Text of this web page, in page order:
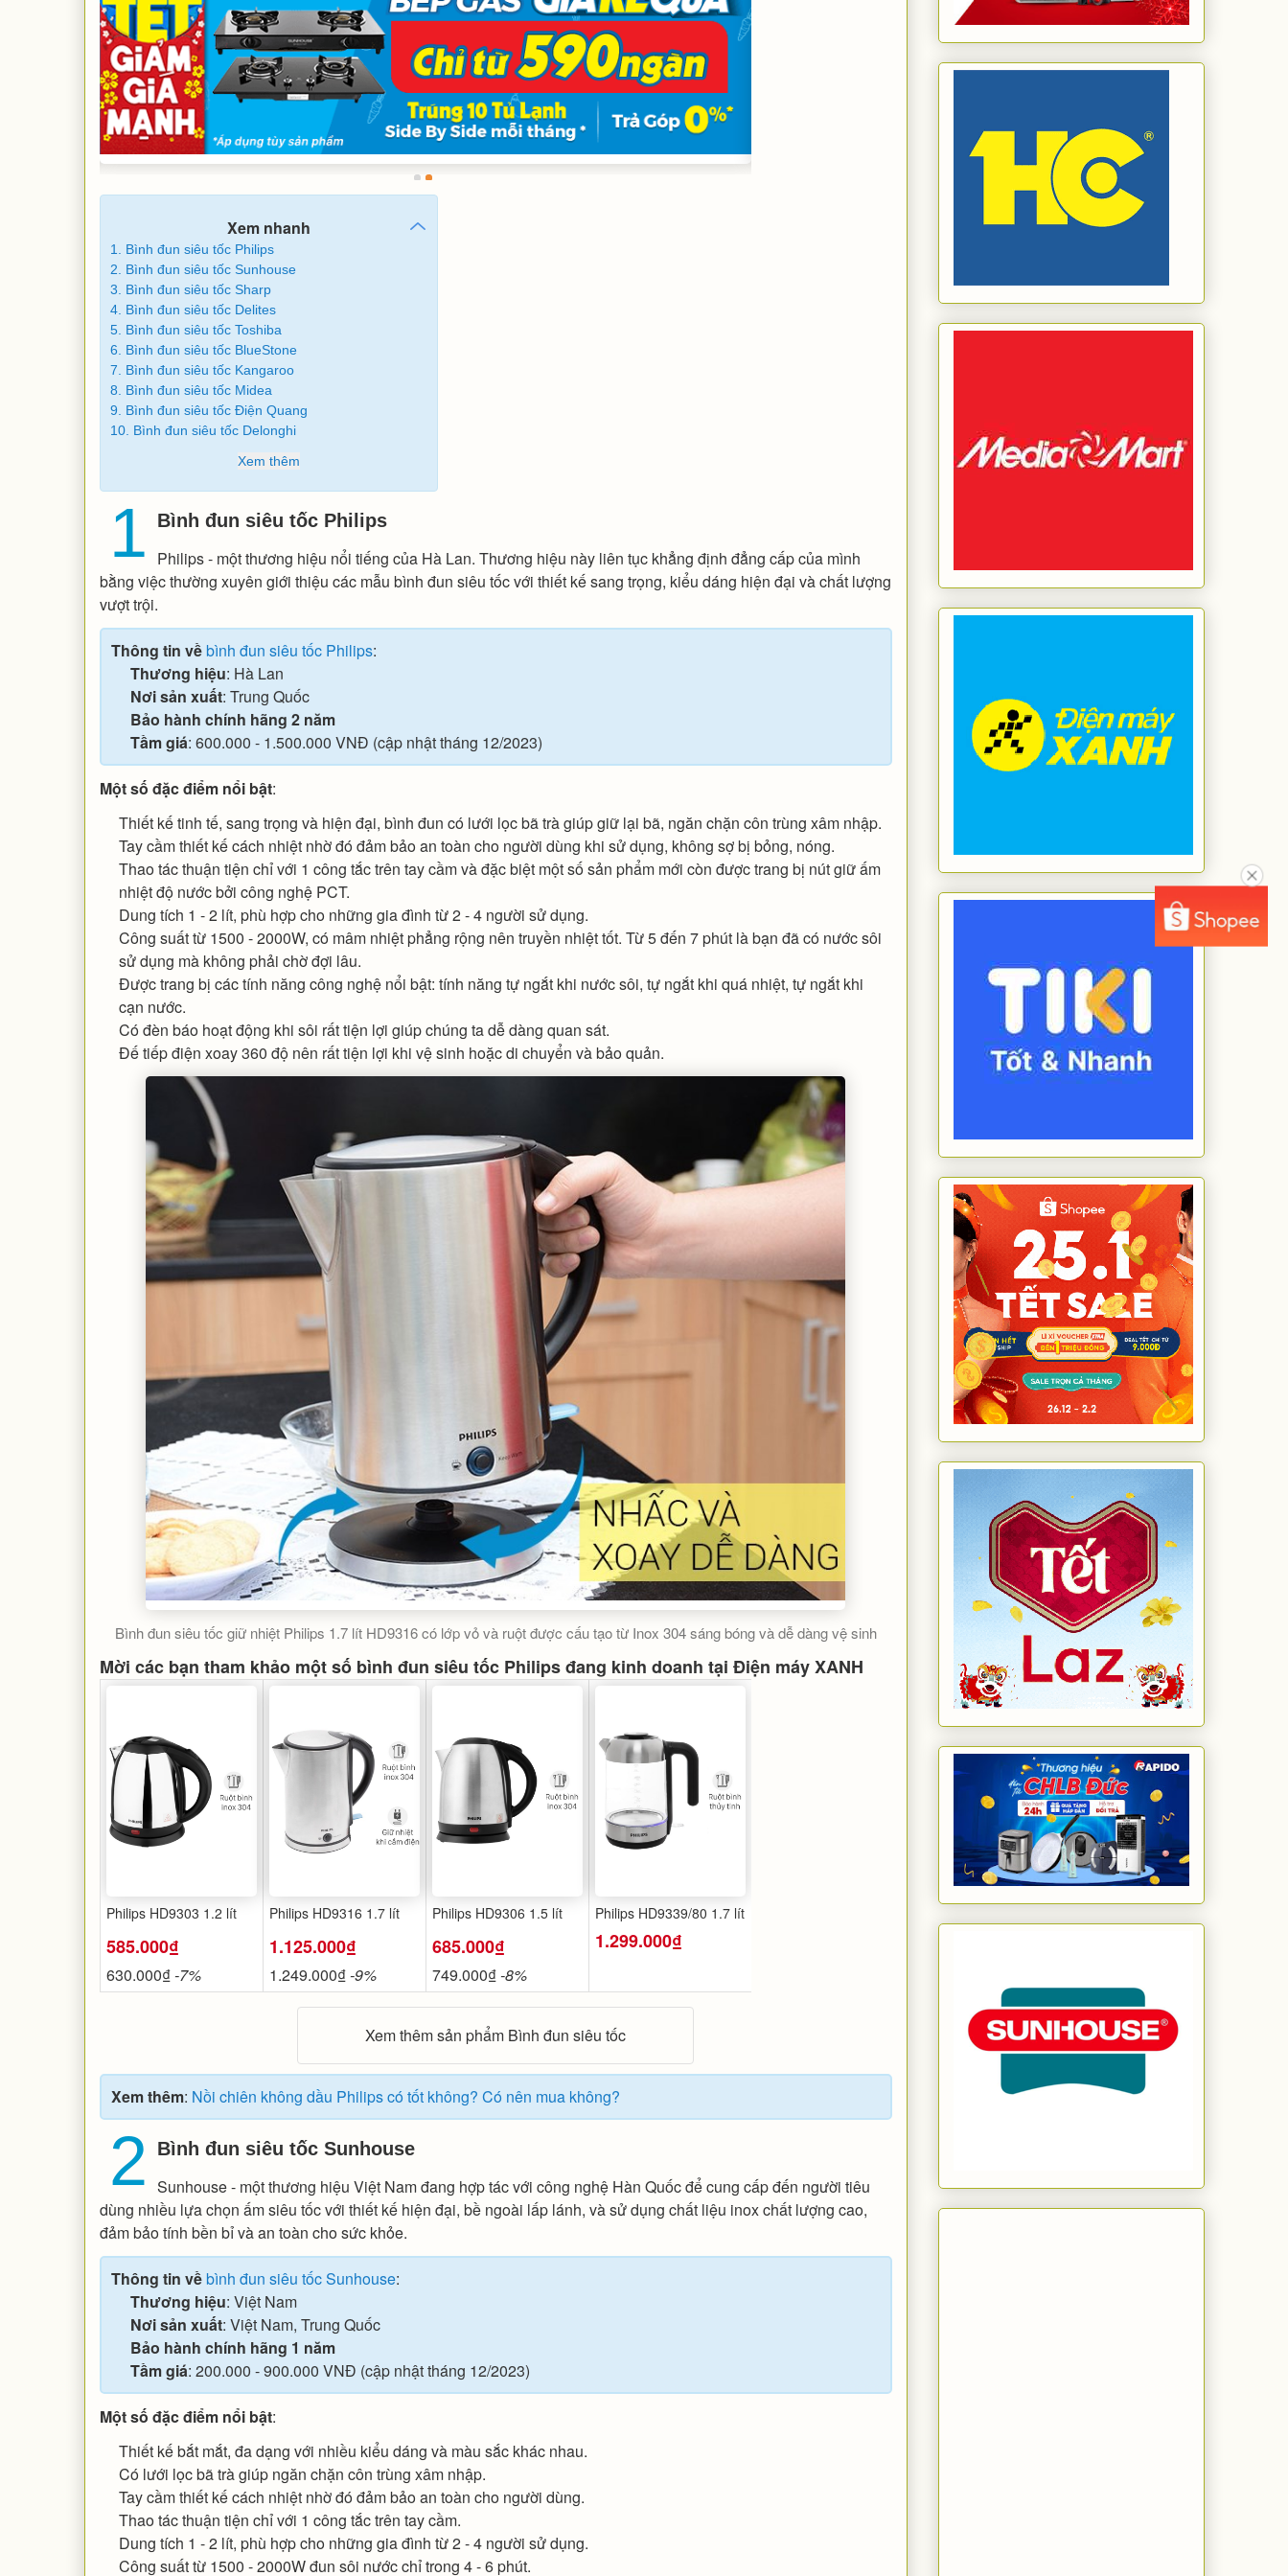
Xem nhanh
1. Bình đun siêu tốc Philips
2. Bình đun siêu tốc Sunhouse
3. Bình đun siêu tốc Sharp
4. Bình đun siêu tốc Delites
5. Bình đun siêu tốc Toshiba
6. Bình đun siêu tốc BlueStone
7. Bình đun siêu tốc Kangaroo
8. Bình đun siêu tốc Midea
9. Bình đun siêu tốc Điện Quang
10. Bình đun siêu tốc Delonghi
Xem thêm
1 Bình đun siêu tốc Philips
Philips - một thương hiệu nổi tiếng của Hà Lan. Thương hiệu này liên tục khẳng định đẳng cấp của mình
bằng việc thường xuyên giới thiệu các mẫu bình đun siêu tốc với thiết kế sang trọng, kiểu dáng hiện đại và chất lượng
vượt trội.
Thông tin vềbình đun siêu tốc Philips:
Thương hiệu: Hà Lan
Nơi sản xuất: Trung Quốc
Bảo hành chính hãng 2 năm
Tầm giá: 600.000 - 1.500.000 VNĐ (cập nhật tháng 12/2023)
Một số đặc điểm nổi bật:
Thiết kế tinh tế, sang trọng và hiện đại, bình đun có lưới lọc bã trà giúp giữ lại bã, ngăn chặn côn trùng xâm nhập.
Tay cầm thiết kế cách nhiệt nhờ đó đảm bảo an toàn cho người dùng khi sử dụng, không sợ bị bỏng, nóng.
Thao tác thuận tiện chỉ với 1 công tắc trên tay cầm và đặc biệt một số sản phẩm mới còn được trang bị nút giữ ấm
nhiệt độ nước bởi công nghệ PCT.
Dung tích 1 - 2 lít, phù hợp cho những gia đình từ 2 - 4 người sử dụng.
Công suất từ 1500 - 2000W, có mâm nhiệt phẳng rộng nên truyền nhiệt tốt. Từ 5 đến 7 phút là bạn đã có nước sôi
sử dụng mà không phải chờ đợi lâu.
Được trang bị các tính năng công nghệ nổi bật: tính năng tự ngắt khi nước sôi, tự ngắt khi quá nhiệt, tự ngắt khi
cạn nước.
Có đèn báo hoạt động khi sôi rất tiện lợi giúp chúng ta dễ dàng quan sát.
Đế tiếp điện xoay 360 độ nên rất tiện lợi khi vệ sinh hoặc di chuyển và bảo quản.
Bình đun siêu tốc giữ nhiệt Philips 1.7 lít HD9316 có lớp vỏ và ruột được cấu tạo từ Inox 304 sáng bóng và dễ dàng vệ sinh
Mời các bạn tham khảo một số bình đun siêu tốc Philips đang kinh doanh tại Điện máy XANH
Philips HD9303 1.2 lít
585.000₫
630.000₫-7%
Philips HD9316 1.7 lít
1.125.000₫
1.249.000₫-9%
Philips HD9306 1.5 lít
685.000₫
749.000₫-8%
Philips HD9339/80 1.7 lít
1.299.000₫
Xem thêm sản phẩm Bình đun siêu tốc
Xem thêm: Nồi chiên không dầu Philips có tốt không? Có nên mua không?
2 Bình đun siêu tốc Sunhouse
Sunhouse - một thương hiệu Việt Nam đang hợp tác với công nghệ Hàn Quốc để cung cấp đến người tiêu
dùng nhiều lựa chọn ấm siêu tốc với thiết kế hiện đại, bề ngoài lấp lánh, và sử dụng chất liệu inox chất lượng cao,
đảm bảo tính bền bỉ và an toàn cho sức khỏe.
Thông tin vềbình đun siêu tốc Sunhouse:
Thương hiệu: Việt Nam
Nơi sản xuất: Việt Nam, Trung Quốc
Bảo hành chính hãng 1 năm
Tầm giá: 200.000 - 900.000 VNĐ (cập nhật tháng 12/2023)
Một số đặc điểm nổi bật:
Thiết kế bắt mắt, đa dạng với nhiều kiểu dáng và màu sắc khác nhau.
Có lưới lọc bã trà giúp ngăn chặn côn trùng xâm nhập.
Tay cầm thiết kế cách nhiệt nhờ đó đảm bảo an toàn cho người dùng.
Thao tác thuận tiện chỉ với 1 công tắc trên tay cầm.
Dung tích 1 - 2 lít, phù hợp cho những gia đình từ 2 - 4 người sử dụng.
Công suất từ 1500 - 2000W đun sôi nước chỉ trong 4 - 6 phút.